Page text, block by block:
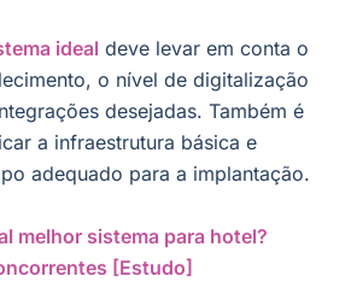
ideal deve levar em conta o
o nível de digitalização
desejadas. Também é
a infraestrutura básica e
adequado para a implantação.
melhor sistema para hotel?
[Estudo]